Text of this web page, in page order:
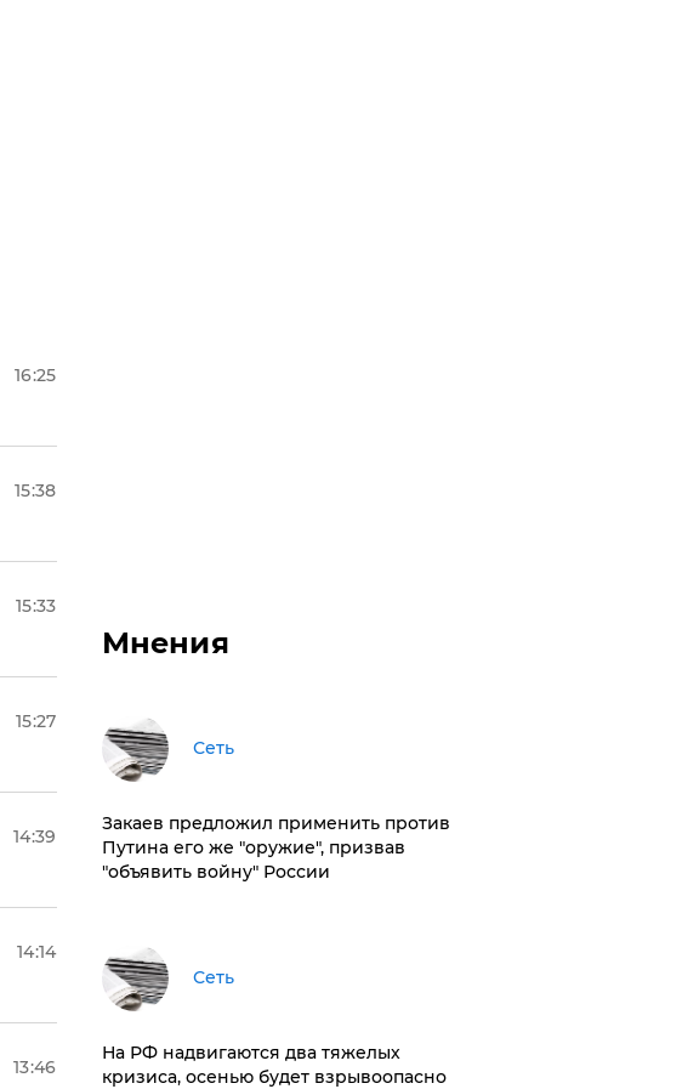
16:25
15:38
15:33
15:27
14:39
14:14
13:46
Мнения
Сеть
Закаев предложил применить против
Путина его же "оружие", призвав
"объявить войну" России
Сеть
На РФ надвигаются два тяжелых
кризиса, осенью будет взрывоопасно